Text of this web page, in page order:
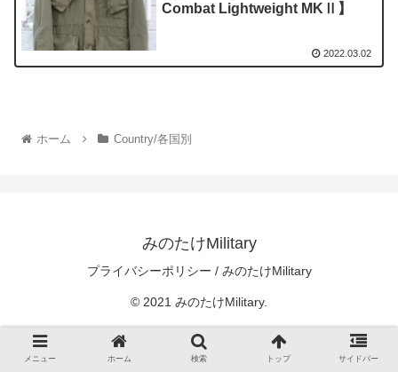
Combat Lightweight MKⅡ】
2022.03.02
ホーム Country/各国別
みのたけMilitary
プライバシーポリシー / みのたけMilitary
© 2021 みのたけMilitary.
メニュー ホーム 検索 トップ サイドバー